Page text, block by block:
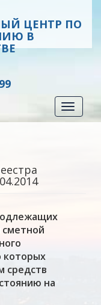
ЦЕНТР ПО
В
Toggle
которых
средств
на